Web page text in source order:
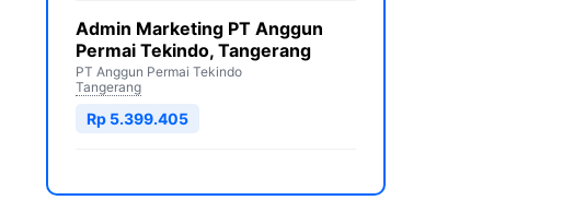
Admin Marketing PT Anggun
Permai Tekindo, Tangerang
PT Anggun Permai Tekindo
Tangerang
Rp 5.399.405